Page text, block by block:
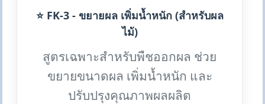
⭐ FK-3 - ขยายผล เพิ่มน้ำหนัก (สำหรับผล
ไม้)
สูตรเฉพาะสำหรับพืชออกผล ช่วย
ขยายขนาดผล เพิ่มน้ำหนัก และ
ปรับปรุงคุณภาพผลผลิต